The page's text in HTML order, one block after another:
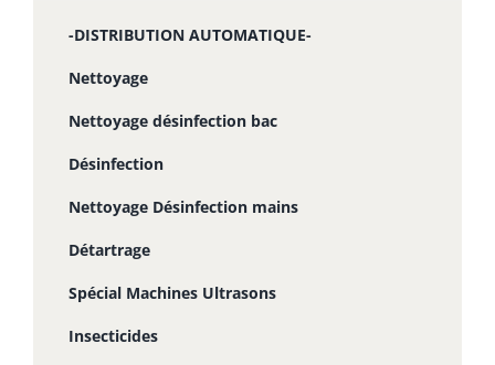
-DISTRIBUTION AUTOMATIQUE-
Nettoyage
Nettoyage désinfection bac
Désinfection
Nettoyage Désinfection mains
Détartrage
Spécial Machines Ultrasons
Insecticides